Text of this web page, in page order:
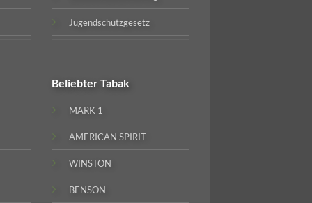
Jugendschutzgesetz
BeliebterTabak
MARK 1
AMERICAN SPIRIT
WINSTON
BENSON